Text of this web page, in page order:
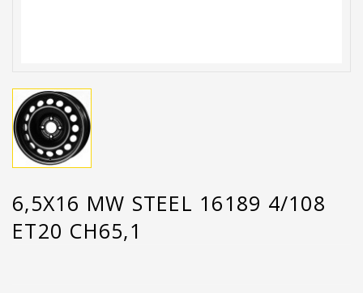
6,5X16 MW STEEL 16189 4/108
ET20 CH65,1